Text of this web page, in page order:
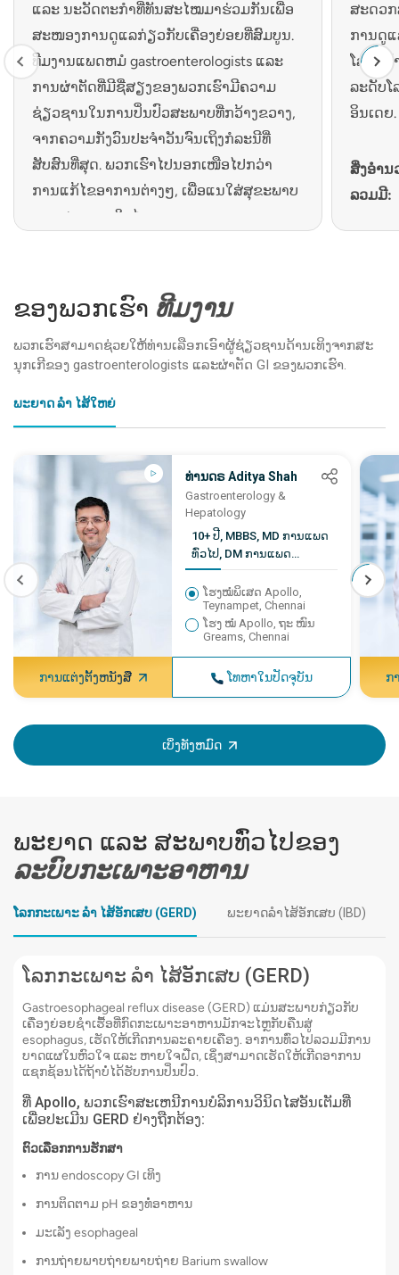
ແລະ ນະວັດຕະກໍາທີ່ທັນສະໄໝມາຮ່ວມກັນເພື່ອ
ສະໜອງການດູແລກ່ຽວກັບເຄື່ອງຍ່ອຍທີ່ສົມບູນ.
ທີມງານແພດຫມໍ gastroenterologists ແລະ
ການຜ່າຕັດທີ່ມີຊື່ສຽງຂອງພວກເຮົາມີຄວາມ
ຊ່ຽວຊານໃນການປິ່ນປົວສະພາບທີ່ກວ້າງຂວາງ,
ຈາກຄວາມກັງວົນປະຈໍາວັນຈົນເຖິງກໍລະນີທີ່
ສັບສົນທີ່ສຸດ. ພວກເຮົາໄປນອກເໜືອໄປກວ່າ
ການແກ້ໄຂອາການຕ່າງໆ, ເພື່ອແນໃສ່ສຸຂະພາບ
ແລະສຸຂະພາບໃນໄລຍະຍາວ.
ກະເພາະອາຫານທີ່ສົມບູນແບບພາຍໃຕ້ມຸງດຽວ
ອະນຸສັນຍາການປິ່ນປົວໂດຍອີງໃສ່ຫຼັກຖານ
ວິທີການຫຼາຍວິໄນໃນການດູແລຄົນເຈັບ
ນະວັດຕະກໍາເຕັກໂນໂລຊີຫລ້າສຸດ
ການກວດສອບຄຸນນະພາບປົກກະຕິແລະການ
ຕິດຕາມຜົນໄດ້ຮັບທາງດ້ານຄລີນິກ
ສະດວ
ການດູແ
ໂລຍີທີ່
ລະດັບໂ
ອິນເດຍ.
ສິ່ງອຳນ
ລວມມີ:
ຂອງ​ພວກ​ເຮົາ ທີມງານ
ພວກ​ເຮົາ​ສາ​ມາດ​ຊ່ວຍ​ໃຫ້​ທ່ານ​ເລືອກ​ເອົາ​ຜູ້​ຊ່ຽວ​ຊານ​ດ້ານ​ເທິງ​ຈາກ​ສະ​
ນຸກ​ເກີ​ຂອງ gastroenterologists ແລະ​ຜ່າ​ຕັດ GI ຂອງ​ພວກ​ເຮົາ​.
ພະຍາດ ລຳ ໄສ້ໃຫຍ່
ທ່ານດຣ Aditya Shah
Gastroenterology &
Hepatology
10+ ປີ, MBBS, MD ການແພດ
ທົ່ວໄປ, DM ການແພດ
ກະເພາະອາຫານ
ໂຮງໝໍພິເສດ Apollo,
Teynampet, Chennai
ໂຮງ ໝໍ Apollo, ຖະ ໜົນ
Greams, Chennai
ການແຕ່ງຕັ້ງຫນັງສື ໂທຫາໃນປັດຈຸບັນ ກ
ເບິ່ງທັງຫມົດ
ພະຍາດ ແລະ ສະພາບທົ່ວໄປຂອງ
ລະບົບກະເພາະອາຫານ
ໂລກກະເພາະ ລຳ ໄສ້ອັກເສບ (GERD) ພະຍາດລຳໄສ້ອັກເສບ (IBD)
ໂລກກະເພາະ ລຳ ໄສ້ອັກເສບ (GERD)
Gastroesophageal reflux disease (GERD) ແມ່ນສະພາບກ່ຽວກັບ
ເຄື່ອງຍ່ອຍຊໍາເຮື້ອທີ່ກົດກະເພາະອາຫານມັກຈະໄຫຼກັບຄືນສູ່
esophagus, ເຮັດໃຫ້ເກີດການລະຄາຍເຄືອງ. ອາການທົ່ວໄປລວມມີການ
ບາດແຜໃນຫົວໃຈ ແລະ ຫາຍໃຈຝືດ, ເຊິ່ງສາມາດເຮັດໃຫ້ເກີດອາການ
ແຊກຊ້ອນໄດ້ຖ້າບໍ່ໄດ້ຮັບການປິ່ນປົວ.
ທີ່ Apollo, ພວກເຮົາສະເຫນີການບໍລິການວິນິດໄສອັນເຕັມທີ່
ເພື່ອປະເມີນ GERD ຢ່າງຖືກຕ້ອງ:
ຕົວເລືອກການຮັກສາ
ການ endoscopy GI ເທິງ
ການຕິດຕາມ pH ຂອງທໍ່ອາຫານ
ມະເລັງ esophageal
ການຖ່າຍພາບຖ່າຍພາບຖ່າຍ Barium swallow